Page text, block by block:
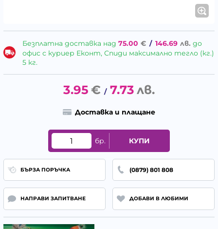
Безплатна доставка над 75.00 € / 146.69 лв. до
офис с куриер Еконт, Спиди максимално тегло (кг.)
5 кг.
3.95 € / 7.73 лв.
Доставка и плащане
бр. КУПИ
БЪРЗА ПОРЪЧКА (0879) 801 808
НАПРАВИ ЗАПИТВАНЕ ДОБАВИ В ЛЮБИМИ